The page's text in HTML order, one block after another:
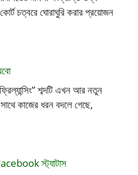
চত্বরে ঘোরাঘুরি করার প্রয়োজন
শব্দটি এখন আর নতুন
কাজের ধরন বদলে গেছে,
স্ট্যাটাস